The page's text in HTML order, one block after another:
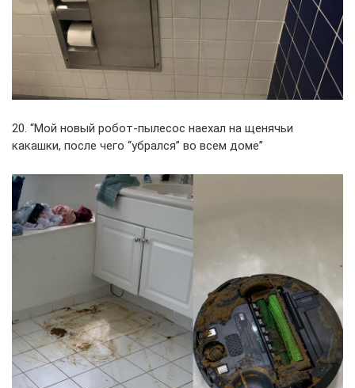
20. “Мой новый робот-пылесос наехал на щенячьи
какашки, после чего “убрался” во всем доме”